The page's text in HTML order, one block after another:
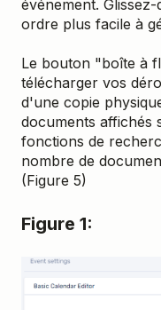
événement.
ordre plus facile à
Le bouton "boîte à
télécharger vos
d'une copie
documents affichés
fonctions de
nombre de
(Figure 5)
Figure 1: